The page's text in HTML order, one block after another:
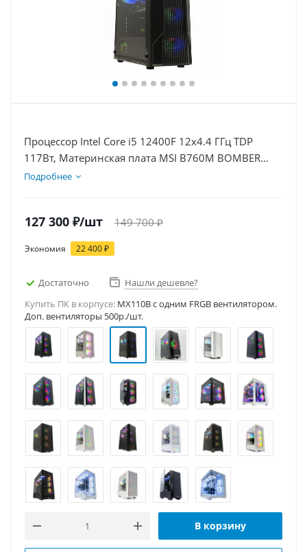
Процессор Intel Core i5 12400F 12x4.4 ГГц TDP
117Вт, Материнская плата MSI B760M BOMBER
WIFI D5, Видеокарта RTX 5060Ti 16Гб, Память
Подробнее
127 300 ₽/шт 149 700₽
Экономия 22 400₽
Достаточно
Нашли дешевле?
Купить ПК в корпусе: MX110B c одним FRGB вентилятором.
Доп. вентиляторы 500р./шт.
В корзину